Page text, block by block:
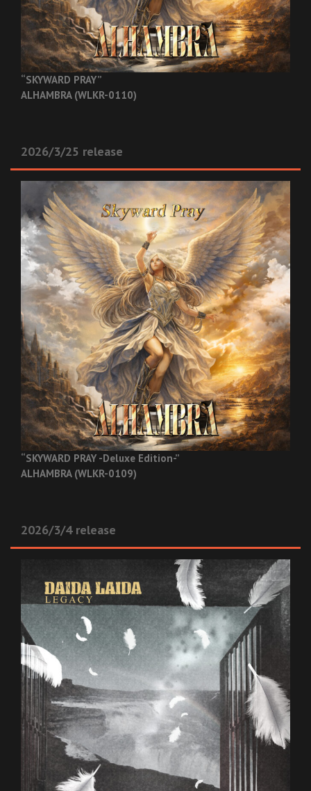
“SKYWARD PRAY”
ALHAMBRA (WLKR-0110)
2026/3/25 release
“SKYWARD PRAY -Deluxe Edition-”
ALHAMBRA (WLKR-0109)
2026/3/4 release